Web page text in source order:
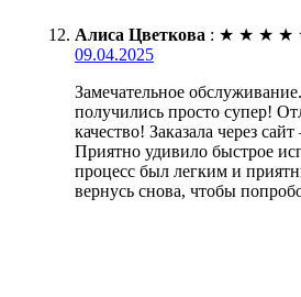
Алиса Цветкова : ★ ★ ★ ★
09.04.2025
Замечательное
получились просто супер!
качество! Заказала через
Приятно удивило быстрое
процесс был легким и
вернусь снова, чтобы